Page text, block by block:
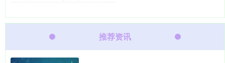
推荐资讯